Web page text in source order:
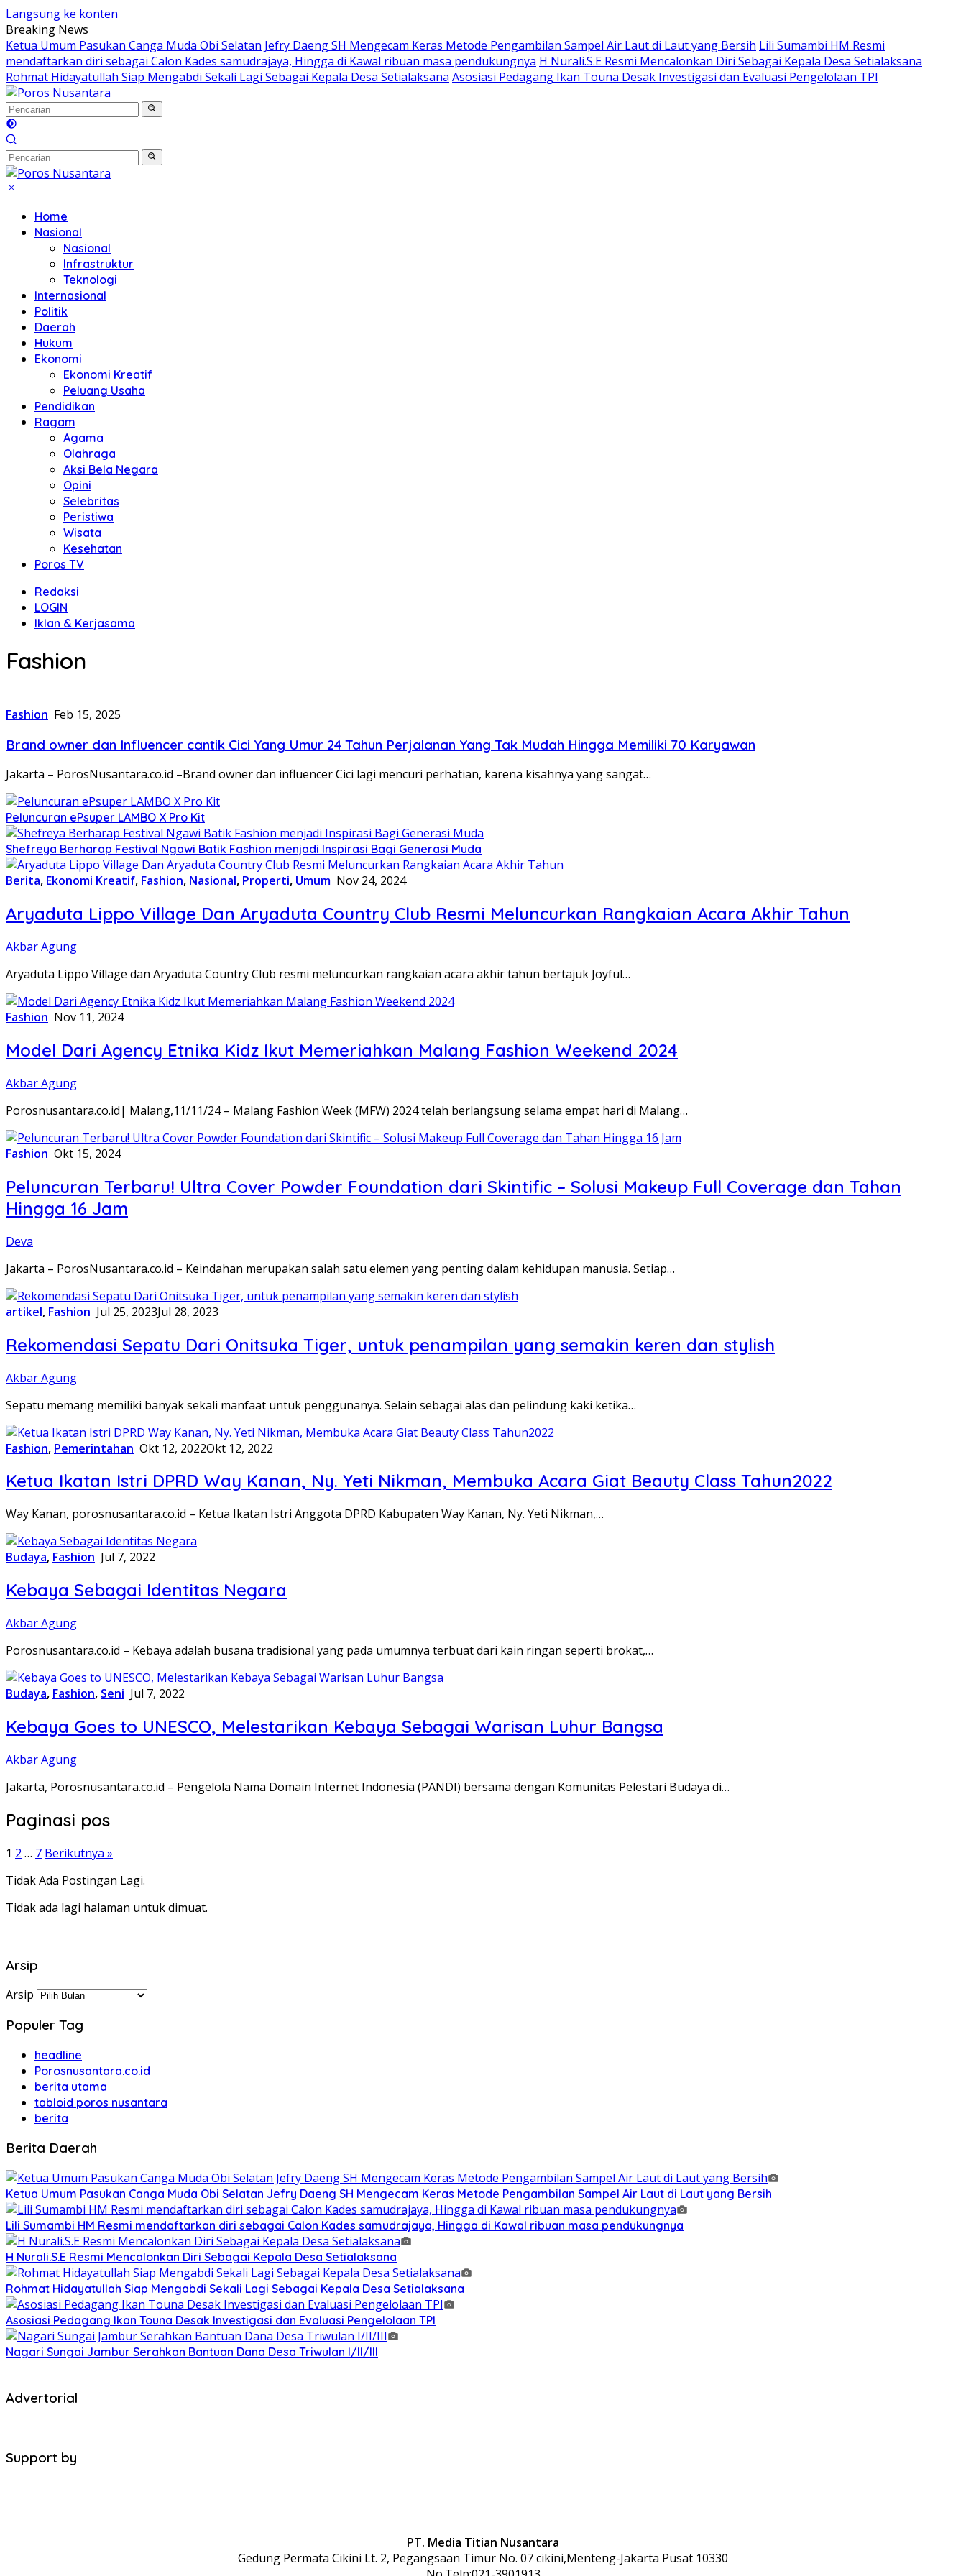
Langsung ke konten
Breaking News
Ketua Umum Pasukan Canga Muda Obi Selatan Jefry Daeng SH Mengecam Keras Metode Pengambilan Sampel Air Laut di Laut yang Bersih Lili Sumambi HM Resmi
mendaftarkan diri sebagai Calon Kades samudrajaya, Hingga di Kawal ribuan masa pendukungnya H Nurali.S.E Resmi Mencalonkan Diri Sebagai Kepala Desa Setialaksana
Rohmat Hidayatullah Siap Mengabdi Sekali Lagi Sebagai Kepala Desa Setialaksana Asosiasi Pedagang Ikan Touna Desak Investigasi dan Evaluasi Pengelolaan TPI
Home
Nasional
Nasional
Infrastruktur
Teknologi
Internasional
Politik
Daerah
Hukum
Ekonomi
Ekonomi Kreatif
Peluang Usaha
Pendidikan
Ragam
Agama
Olahraga
Aksi Bela Negara
Opini
Selebritas
Peristiwa
Wisata
Kesehatan
Poros TV
Redaksi
LOGIN
Iklan & Kerjasama
Fashion
Fashion Feb 15, 2025
Brand owner dan Influencer cantik Cici Yang Umur 24 Tahun Perjalanan Yang Tak Mudah Hingga Memiliki 70 Karyawan
Jakarta – PorosNusantara.co.id –Brand owner dan influencer Cici lagi mencuri perhatian, karena kisahnya yang sangat…
Peluncuran ePsuper LAMBO X Pro Kit
Shefreya Berharap Festival Ngawi Batik Fashion menjadi Inspirasi Bagi Generasi Muda
Berita, Ekonomi Kreatif, Fashion, Nasional, Properti, Umum Nov 24, 2024
Aryaduta Lippo Village Dan Aryaduta Country Club Resmi Meluncurkan Rangkaian Acara Akhir Tahun
Akbar Agung
Aryaduta Lippo Village dan Aryaduta Country Club resmi meluncurkan rangkaian acara akhir tahun bertajuk Joyful…
Fashion Nov 11, 2024
Model Dari Agency Etnika Kidz Ikut Memeriahkan Malang Fashion Weekend 2024
Akbar Agung
Porosnusantara.co.id| Malang,11/11/24 – Malang Fashion Week (MFW) 2024 telah berlangsung selama empat hari di Malang…
Fashion Okt 15, 2024
Peluncuran Terbaru! Ultra Cover Powder Foundation dari Skintific – Solusi Makeup Full Coverage dan Tahan
Hingga 16 Jam
Deva
Jakarta – PorosNusantara.co.id – Keindahan merupakan salah satu elemen yang penting dalam kehidupan manusia. Setiap…
artikel, Fashion Jul 25, 2023Jul 28, 2023
Rekomendasi Sepatu Dari Onitsuka Tiger, untuk penampilan yang semakin keren dan stylish
Akbar Agung
Sepatu memang memiliki banyak sekali manfaat untuk penggunanya. Selain sebagai alas dan pelindung kaki ketika…
Fashion, Pemerintahan Okt 12, 2022Okt 12, 2022
Ketua Ikatan Istri DPRD Way Kanan, Ny. Yeti Nikman, Membuka Acara Giat Beauty Class Tahun2022
Way Kanan, porosnusantara.co.id – Ketua Ikatan Istri Anggota DPRD Kabupaten Way Kanan, Ny. Yeti Nikman,…
Budaya, Fashion Jul 7, 2022
Kebaya Sebagai Identitas Negara
Akbar Agung
Porosnusantara.co.id – Kebaya adalah busana tradisional yang pada umumnya terbuat dari kain ringan seperti brokat,…
Budaya, Fashion, Seni Jul 7, 2022
Kebaya Goes to UNESCO, Melestarikan Kebaya Sebagai Warisan Luhur Bangsa
Akbar Agung
Jakarta, Porosnusantara.co.id – Pengelola Nama Domain Internet Indonesia (PANDI) bersama dengan Komunitas Pelestari Budaya di…
Paginasi pos
1 2 … 7 Berikutnya »
Tidak Ada Postingan Lagi.
Tidak ada lagi halaman untuk dimuat.
Arsip
Arsip
Populer Tag
headline
Porosnusantara.co.id
berita utama
tabloid poros nusantara
berita
Berita Daerah
Ketua Umum Pasukan Canga Muda Obi Selatan Jefry Daeng SH Mengecam Keras Metode Pengambilan Sampel Air Laut di Laut yang Bersih
Lili Sumambi HM Resmi mendaftarkan diri sebagai Calon Kades samudrajaya, Hingga di Kawal ribuan masa pendukungnya
H Nurali.S.E Resmi Mencalonkan Diri Sebagai Kepala Desa Setialaksana
Rohmat Hidayatullah Siap Mengabdi Sekali Lagi Sebagai Kepala Desa Setialaksana
Asosiasi Pedagang Ikan Touna Desak Investigasi dan Evaluasi Pengelolaan TPI
Nagari Sungai Jambur Serahkan Bantuan Dana Desa Triwulan I/II/III
Advertorial
Support by
PT. Media Titian Nusantara
Gedung Permata Cikini Lt. 2, Pegangsaan Timur No. 07 cikini,Menteng-Jakarta Pusat 10330